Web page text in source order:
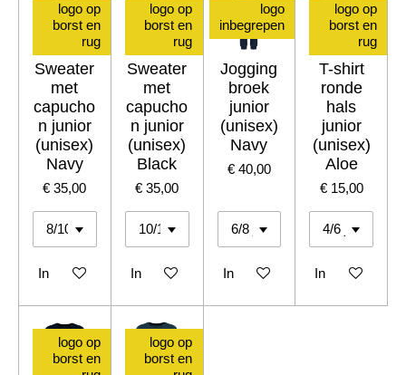
logo op
borst en
rug
Sweater
met
capucho
n junior
(unisex)
Navy
€ 35,00
In winkelwagen
logo op
borst en
rug
Sweater
met
capucho
n junior
(unisex)
Black
€ 35,00
In winkelwagen
logo
inbegrepen
Jogging
broek
junior
(unisex)
Navy
€ 40,00
In winkelwagen
logo op
borst en
rug
T-shirt
ronde
hals
junior
(unisex)
Aloe
€ 15,00
In winkelwagen
logo op
borst en
logo op
borst en